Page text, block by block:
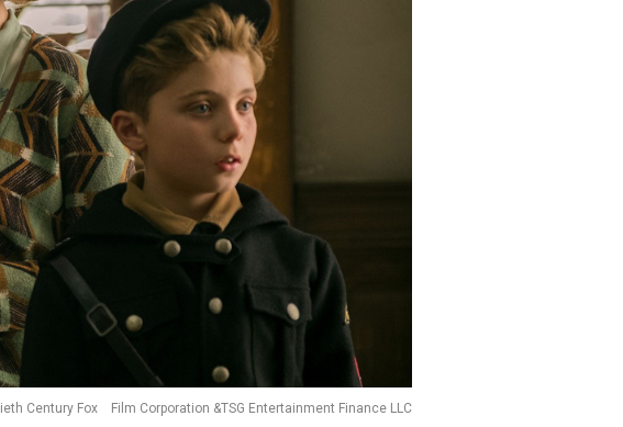
Century Fox Film Corporation &TSG Entertainment Finance LLC